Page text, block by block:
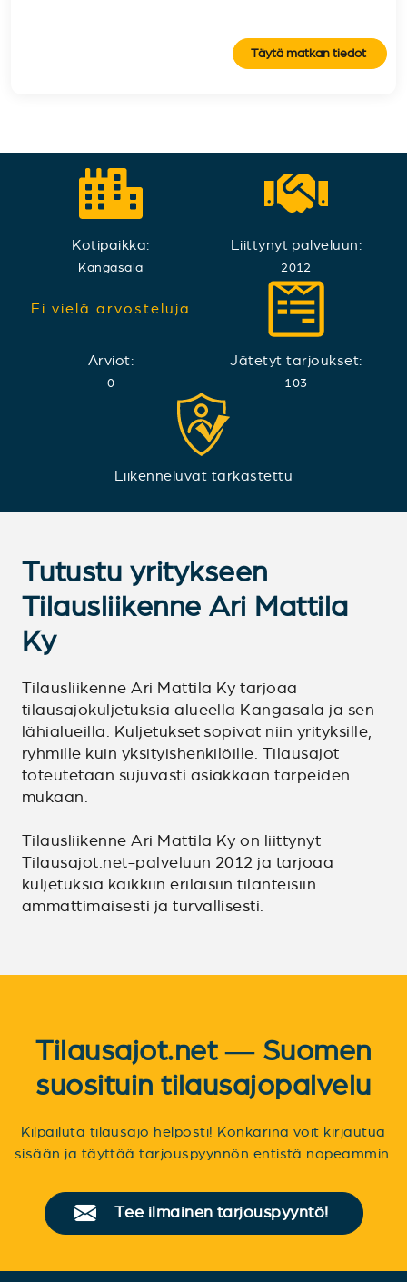
Täytä matkan tiedot
Kotipaikka:
Kangasala
Liittynyt palveluun:
2012
Ei vielä arvosteluja
Arviot:
0
Jätetyt tarjoukset:
103
Liikenneluvat tarkastettu
Tutustu yritykseen
Tilausliikenne Ari Mattila
Ky
Tilausliikenne Ari Mattila Ky tarjoaa
tilausajokuljetuksia alueella Kangasala ja sen
lähialueilla. Kuljetukset sopivat niin yrityksille,
ryhmille kuin yksityishenkilöille. Tilausajot
toteutetaan sujuvasti asiakkaan tarpeiden
mukaan.
Tilausliikenne Ari Mattila Ky on liittynyt
Tilausajot.net-palveluun 2012 ja tarjoaa
kuljetuksia kaikkiin erilaisiin tilanteisiin
ammattimaisesti ja turvallisesti.
Tilausajot.net — Suomen
suosituin tilausajopalvelu
Kilpailuta tilausajo helposti! Konkarina voit kirjautua
sisään ja täyttää tarjouspyynnön entistä nopeammin.
Tee ilmainen tarjouspyyntö!